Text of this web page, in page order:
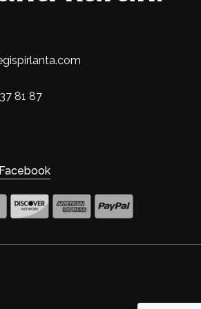
81 87
Facebook